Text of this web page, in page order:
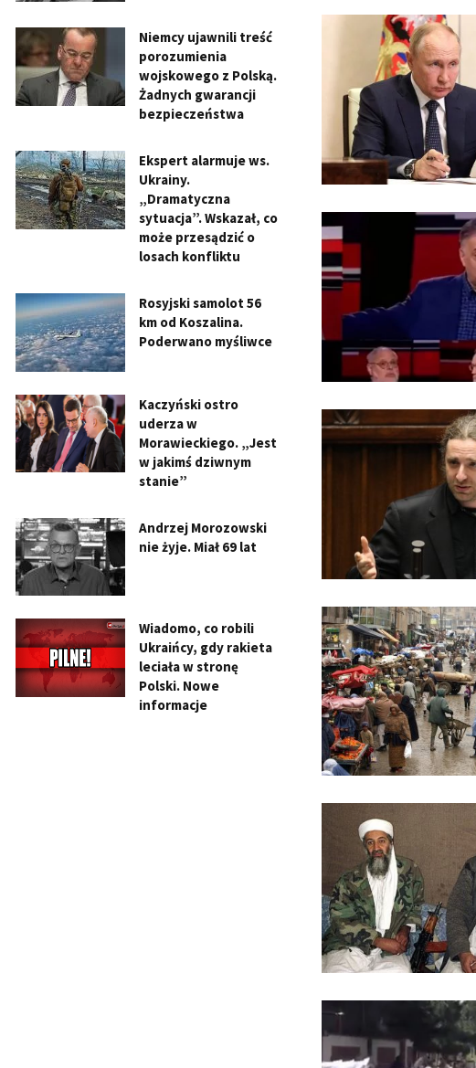
Niemcy ujawnili treść
porozumienia
wojskowego z Polską.
Żadnych gwarancji
bezpieczeństwa
Ekspert alarmuje ws.
Ukrainy.
„Dramatyczna
sytuacja”. Wskazał, co
może przesądzić o
losach konfliktu
Rosyjski samolot 56
km od Koszalina.
Poderwano myśliwce
Kaczyński ostro
uderza w
Morawieckiego. „Jest
w jakimś dziwnym
stanie”
Andrzej Morozowski
nie żyje. Miał 69 lat
Wiadomo, co robili
Ukraińcy, gdy rakieta
leciała w stronę
Polski. Nowe
informacje